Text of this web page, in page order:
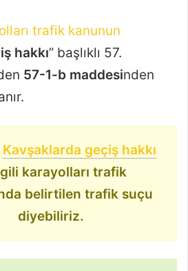
trafik kanunun
hakkı” başlıklı 57.
57-1-b maddesinden
Kavşaklarda geçiş hakkı
karayolları trafik
belirtilen trafik suçu
diyebiliriz.